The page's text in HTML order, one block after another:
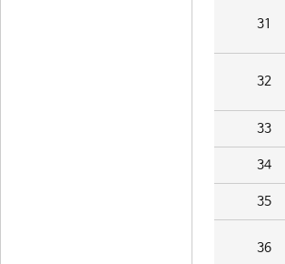
31
32
33
34
35
36